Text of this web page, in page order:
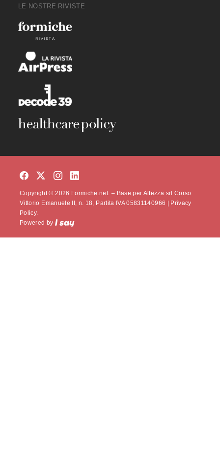
LE NOSTRE RIVISTE
Copyright © 2026 Formiche.net. – Base per Altezza srl Corso
Vittorio Emanuele II, n. 18, Partita IVA 05831140966 | Privacy
Policy.
Powered by